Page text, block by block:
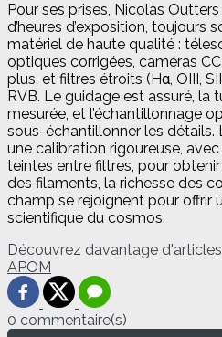
Pour ses prises, Nicolas
d’heures d’exposition, toujours
matériel de haute qualité :
optiques corrigées, caméras
plus, et filtres étroits (Hα, OIII,
RVB. Le guidage est assuré,
mesurée, et l’échantillonnage
sous-échantillonner les
une calibration rigoureuse,
teintes entre filtres, pour
des filaments, la richesse des
champ se rejoignent pour offrir
scientifique du cosmos.
Découvrez davantage
APOM
0 commentaire(s)